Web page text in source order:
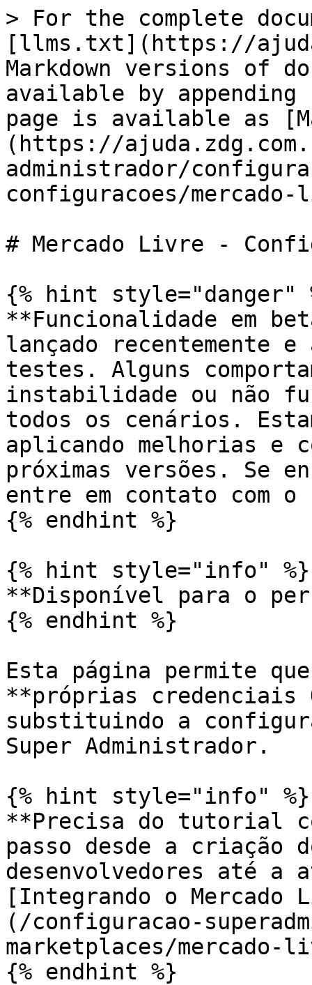
> For the complete
[llms.txt](https://
Markdown versions of
available by
page is available as
(https://
administrador/
configuracoes/
# Mercado Livre -
{% hint style="danger"
**Funcionalidade em
lançado recentemente
testes. Alguns
instabilidade ou não
todos os cenários.
aplicando melhorias e
próximas versões. Se
entre em contato com
{% endhint %}
{% hint style="info" %}
**Disponível para o
{% endhint %}
Esta página permite
**próprias credenciais
substituindo a
Super Administrador.
{% hint style="info" %}
**Precisa do tutorial
passo desde a criação
desenvolvedores até a
[Integrando o Mercado
(/configuracao-
marketplaces/mercado-
{% endhint %}